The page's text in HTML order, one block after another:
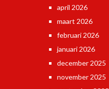
april 2026
maart 2026
februari 2026
januari 2026
december 2025
november 2025